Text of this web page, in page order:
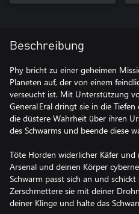
Beschreibung
Phy bricht zu einer geheimen
Planeten auf, der von einem
verseucht ist. Mit Unterstützung
General Eral dringt sie in die
die düstere Wahrheit über ihren
des Schwarms und beende diese
Töte Horden widerlicher Käfer
Arsenal und deinen Körper
Schwarm passt sich an und
Zerschmettere sie mit deiner
deiner Klinge und halte das